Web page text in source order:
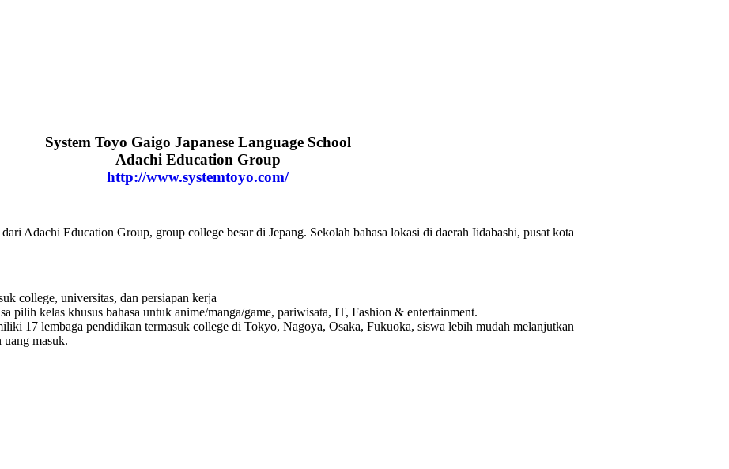
System Toyo Gaigo Japanese Language School
Adachi Education Group
http://www.systemtoyo.com/
dari Adachi Education Group, group college besar di Jepang. Sekolah bahasa lokasi di daerah Iidabashi, pusat kota
college, universitas, dan persiapan kerja
pilih kelas khusus bahasa untuk anime/manga/game, pariwisata, IT, Fashion & entertainment.
17 lembaga pendidikan termasuk college di Tokyo, Nagoya, Osaka, Fukuoka, siswa lebih mudah melanjutkan
uang masuk.